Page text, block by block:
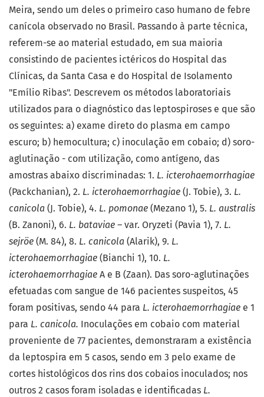
Meira, sendo um deles o primeiro caso humano de febre
canícola observado no Brasil. Passando à parte técnica,
referem-se ao material estudado, em sua maioria
consistindo de pacientes ictéricos do Hospital das
Clínicas, da Santa Casa e do Hospital de Isolamento
"Emílio Ribas". Descrevem os métodos laboratoriais
utilizados para o diagnóstico das leptospiroses e que são
os seguintes: a) exame direto do plasma em campo
escuro; b) hemocultura; c) inoculação em cobaio; d) soro-
aglutinação - com utilização, como antígeno, das
amostras abaixo discriminadas: 1. L. icterohaemorrhagiae
(Packchanian), 2. L. icterohaemorrhagiae (J. Tobie), 3. L.
canicola (J. Tobie), 4. L. pomonae (Mezano 1), 5. L. australis
(B. Zanoni), 6. L. bataviae – var. Oryzeti (Pavia 1), 7. L.
sejröe (M. 84), 8. L. canicola (Alarik), 9. L.
icterohaemorrhagiae (Bianchi 1), 10. L.
icterohaemorrhagiae A e B (Zaan). Das soro-aglutinações
efetuadas com sangue de 146 pacientes suspeitos, 45
foram positivas, sendo 44 para L. icterohaemorrhagiae e 1
para L. canicola. Inoculações em cobaio com material
proveniente de 77 pacientes, demonstraram a existência
da leptospira em 5 casos, sendo em 3 pelo exame de
cortes histológicos dos rins dos cobaios inoculados; nos
outros 2 casos foram isoladas e identificadas L.